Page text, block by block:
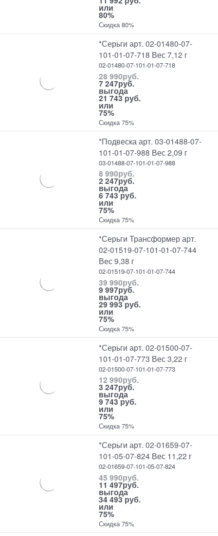
или
80%
Скидка 80%
*Серьги арт. 02-01480-07-
101-01-07-718 Вес 7,12 г
02-01480-07-101-01-07-718
28 990руб.
7 247руб.
выгода
21 743 руб.
или
75%
Скидка 75%
*Подвеска арт. 03-01488-07-
101-01-07-988 Вес 2,09 г
03-01488-07-101-01-07-988
8 990руб.
2 247руб.
выгода
6 743 руб.
или
75%
Скидка 75%
*Серьги Трансформер арт.
02-01519-07-101-01-07-744
Вес 9,38 г
02-01519-07-101-01-07-744
39 990руб.
9 997руб.
выгода
29 993 руб.
или
75%
Скидка 75%
*Серьги арт. 02-01500-07-
101-01-07-773 Вес 3,22 г
02-01500-07-101-01-07-773
12 990руб.
3 247руб.
выгода
9 743 руб.
или
75%
Скидка 75%
*Серьги арт. 02-01659-07-
101-05-07-824 Вес 11,22 г
02-01659-07-101-05-07-824
45 990руб.
11 497руб.
выгода
34 493 руб.
или
75%
Скидка 75%